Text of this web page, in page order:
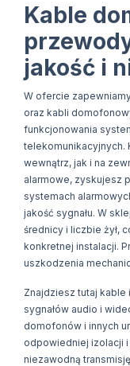
Kable
jakość i
W ofercie
oraz kabli
funkcjonowania
telekomunikacyjnych.
wewnątrz, jak i na
alarmowe, zyskujesz
systemach
jakość sygnału. W
średnicy i liczbie żył,
konkretnej instalacji.
uszkodzenia
Znajdziesz tutaj kable
sygnałów audio i
domofonów i innych
odpowiedniej izolacji
niezawodną